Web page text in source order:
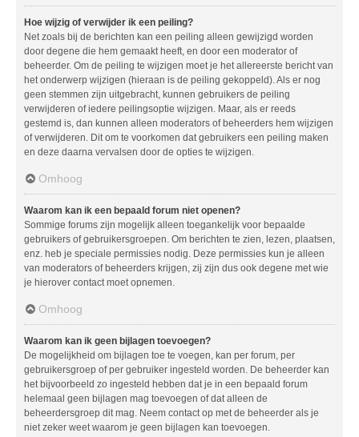
Hoe wijzig of verwijder ik een peiling?
Net zoals bij de berichten kan een peiling alleen gewijzigd worden
door degene die hem gemaakt heeft, en door een moderator of
beheerder. Om de peiling te wijzigen moet je het allereerste bericht van
het onderwerp wijzigen (hieraan is de peiling gekoppeld). Als er nog
geen stemmen zijn uitgebracht, kunnen gebruikers de peiling
verwijderen of iedere peilingsoptie wijzigen. Maar, als er reeds
gestemd is, dan kunnen alleen moderators of beheerders hem wijzigen
of verwijderen. Dit om te voorkomen dat gebruikers een peiling maken
en deze daarna vervalsen door de opties te wijzigen.
Omhoog
Waarom kan ik een bepaald forum niet openen?
Sommige forums zijn mogelijk alleen toegankelijk voor bepaalde
gebruikers of gebruikersgroepen. Om berichten te zien, lezen, plaatsen,
enz. heb je speciale permissies nodig. Deze permissies kun je alleen
van moderators of beheerders krijgen, zij zijn dus ook degene met wie
je hierover contact moet opnemen.
Omhoog
Waarom kan ik geen bijlagen toevoegen?
De mogelijkheid om bijlagen toe te voegen, kan per forum, per
gebruikersgroep of per gebruiker ingesteld worden. De beheerder kan
het bijvoorbeeld zo ingesteld hebben dat je in een bepaald forum
helemaal geen bijlagen mag toevoegen of dat alleen de
beheerdersgroep dit mag. Neem contact op met de beheerder als je
niet zeker weet waarom je geen bijlagen kan toevoegen.